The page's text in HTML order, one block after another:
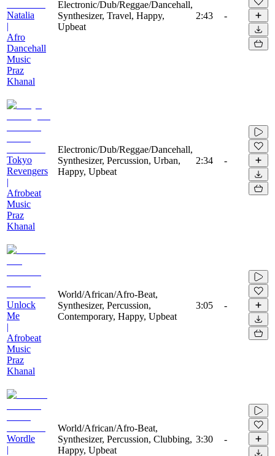
Natalia
|
Afro
Dancehall
Music
Praz
Khanal
Electronic/Dub/Reggae/Dancehall,
Synthesizer, Travel, Happy,
Upbeat
2:43 -
Tokyo
Revengers
|
Afrobeat
Music
Praz
Khanal
Electronic/Dub/Reggae/Dancehall,
Synthesizer, Percussion, Urban,
Happy, Upbeat
2:34 -
Unlock
Me
|
Afrobeat
Music
Praz
Khanal
World/African/Afro-Beat,
Synthesizer, Percussion,
Contemporary, Happy, Upbeat
3:05 -
Wordle
|
World/African/Afro-Beat,
Synthesizer, Percussion, Clubbing,
Happy, Upbeat
3:30 -